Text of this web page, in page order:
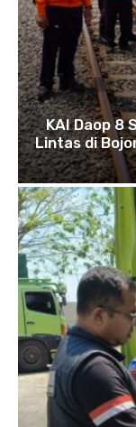
KAI Daop 8
Lintas di